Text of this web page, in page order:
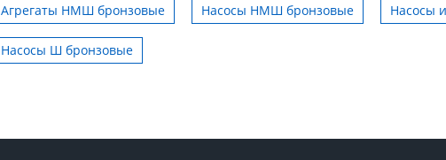
Агрегаты НМШ бронзовые Насосы НМШ бронзовые Насосы
Насосы Ш бронзовые